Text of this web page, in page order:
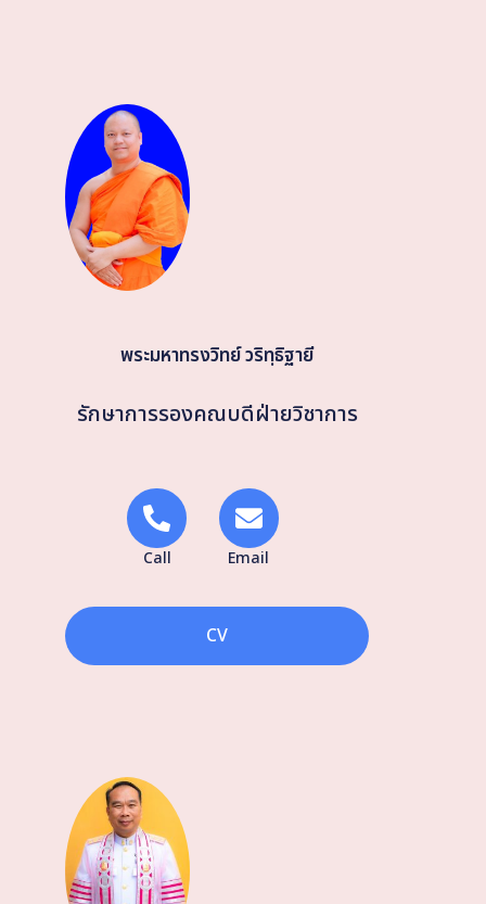
พระมหาทรงวิทย์ วริทฺธิฐายี
รักษาการรองคณบดีฝ่ายวิชาการ
Call Email
CV